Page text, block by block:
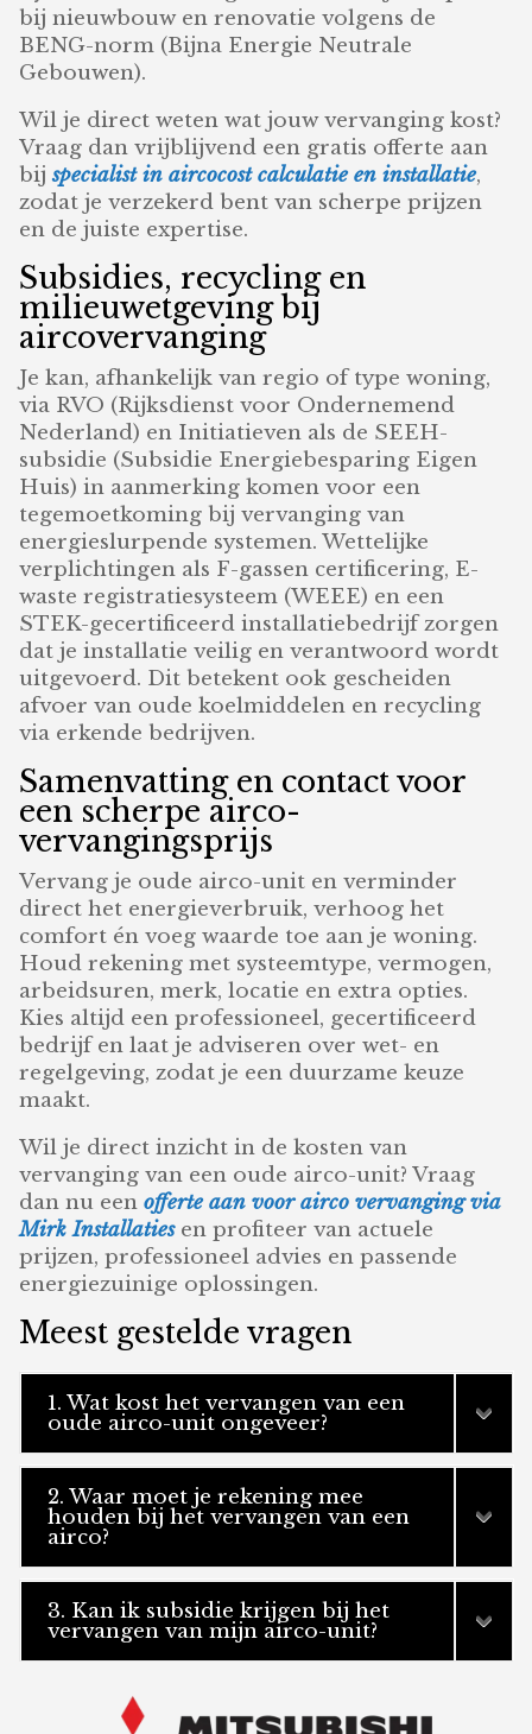
bij nieuwbouw en renovatie volgens de
BENG-norm (Bijna Energie Neutrale
Gebouwen).
Wil je direct weten wat jouw vervanging kost?
Vraag dan vrijblijvend een gratis offerte aan
bijspecialist in aircocost calculatie en installatie,
zodat je verzekerd bent van scherpe prijzen
en de juiste expertise.
Subsidies, recycling en
milieuwetgeving bij
aircovervanging
Je kan, afhankelijk van regio of type woning,
via RVO (Rijksdienst voor Ondernemend
Nederland) en Initiatieven als de SEEH-
subsidie (Subsidie Energiebesparing Eigen
Huis) in aanmerking komen voor een
tegemoetkoming bij vervanging van
energieslurpende systemen. Wettelijke
verplichtingen als F-gassen certificering, E-
waste registratiesysteem (WEEE) en een
STEK-gecertificeerd installatiebedrijf zorgen
dat je installatie veilig en verantwoord wordt
uitgevoerd. Dit betekent ook gescheiden
afvoer van oude koelmiddelen en recycling
via erkende bedrijven.
Samenvatting en contact voor
een scherpe airco-
vervangingsprijs
Vervang je oude airco-unit en verminder
direct het energieverbruik, verhoog het
comfort én voeg waarde toe aan je woning.
Houd rekening met systeemtype, vermogen,
arbeidsuren, merk, locatie en extra opties.
Kies altijd een professioneel, gecertificeerd
bedrijf en laat je adviseren over wet- en
regelgeving, zodat je een duurzame keuze
maakt.
Wil je direct inzicht in de kosten van
vervanging van een oude airco-unit? Vraag
dan nu eenofferte aan voor airco vervanging via
Mirk Installatiesen profiteer van actuele
prijzen, professioneel advies en passende
energiezuinige oplossingen.
Meest gestelde vragen
1. Wat kost het vervangen van een
oude airco-unit ongeveer?
2. Waar moet je rekening mee
houden bij het vervangen van een
airco?
3. Kan ik subsidie krijgen bij het
vervangen van mijn airco-unit?